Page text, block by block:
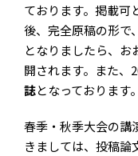
ております。掲載可
後、完全原稿の形で
となりましたら、お
開されます。また、
誌となっております。
春季・秋季大会の講
きましては、投稿論